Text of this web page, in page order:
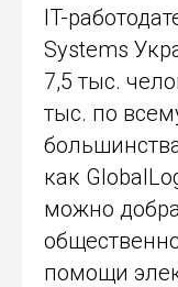
IT-
Systems
7,5 тыс.
тыс. по
как
можно
помощи